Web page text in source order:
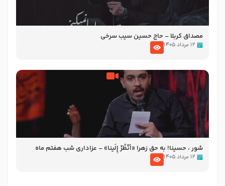
مصداق کربلا – حاج حسین سیب سرخی
۱۲ مرداد ۱۴۰۵
شور ، حسینا! به‌ حق زهرا «أُنْظُرْ إِلَینا» – عزاداری شب هفتم ماه
محرّم 1405
۱۲ مرداد ۱۴۰۵